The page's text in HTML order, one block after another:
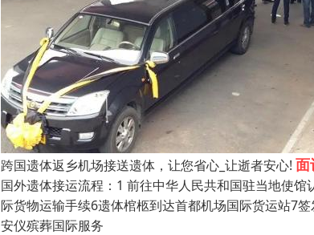
跨国遗体返乡机场接送遗体，让您省心_让逝者安心! 面
国外遗体接运流程：1 前往中华人民共和国驻当地使
际货物运输手续6遗体棺柩到达首都机场国际货运站7
安仪殡葬国际服务